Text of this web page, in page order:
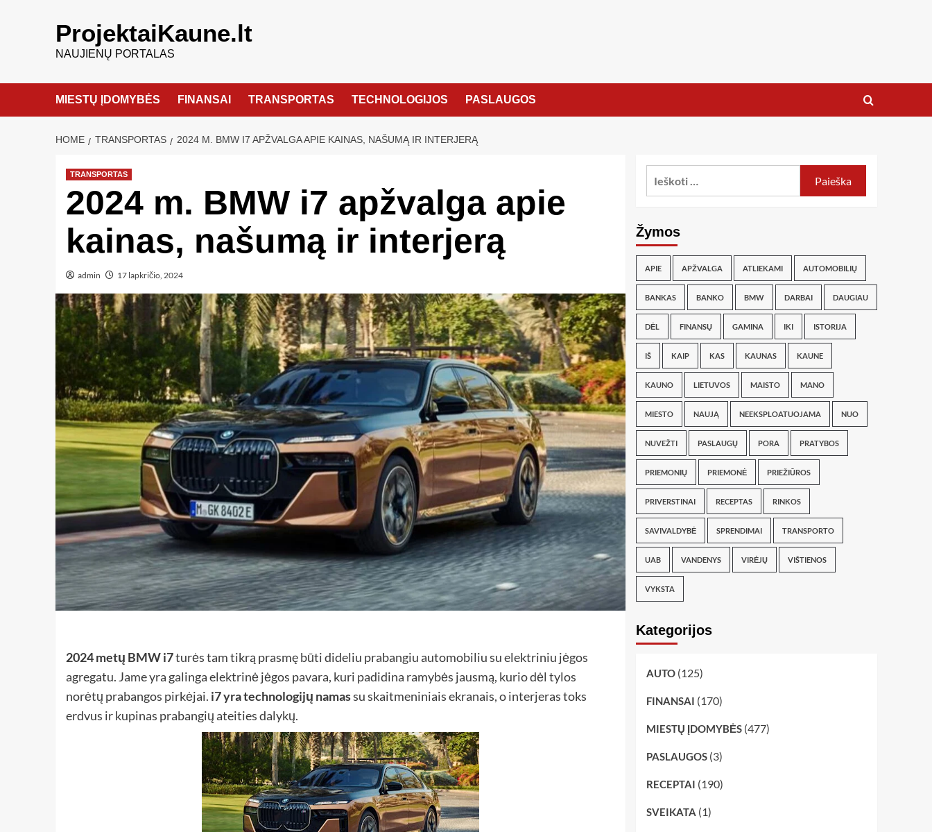
ProjektaiKaune.lt
NAUJIENŲ PORTALAS
MIESTŲ ĮDOMYBĖS FINANSAI TRANSPORTAS TECHNOLOGIJOS PASLAUGOS
HOME TRANSPORTAS 2024 M. BMW I7 APŽVALGA APIE KAINAS, NAŠUMĄ IR INTERJERĄ
TRANSPORTAS
2024 m. BMW i7 apžvalga apie
kainas, našumą ir interjerą
admin 17 lapkričio, 2024
2024 metų BMW i7turės tam tikrą prasmę būti dideliu prabangiu automobiliu su elektriniu jėgos
agregatu. Jame yra galinga elektrinė jėgos pavara, kuri padidina ramybės jausmą, kurio dėl tylos
norėtų prabangos pirkėjai. i7 yra technologijų namassu skaitmeniniais ekranais, o interjeras toks
erdvus ir kupinas prabangių ateities dalykų.
Žymos
APIE APŽVALGA ATLIEKAMI AUTOMOBILIŲ
BANKAS BANKO BMW DARBAI DAUGIAU
DĖL FINANSŲ GAMINA IKI ISTORIJA
IŠ KAIP KAS KAUNAS KAUNE
KAUNO LIETUVOS MAISTO MANO
MIESTO NAUJĄ NEEKSPLOATUOJAMA NUO
NUVEŽTI PASLAUGŲ PORA PRATYBOS
PRIEMONIŲ PRIEMONĖ PRIEŽIŪROS
PRIVERSTINAI RECEPTAS RINKOS
SAVIVALDYBĖ SPRENDIMAI TRANSPORTO
UAB VANDENYS VIRĖJŲ VIŠTIENOS
VYKSTA
Kategorijos
AUTO(125)
FINANSAI (170)
MIESTŲ ĮDOMYBĖS(477)
PASLAUGOS(3)
RECEPTAI (190)
SVEIKATA (1)